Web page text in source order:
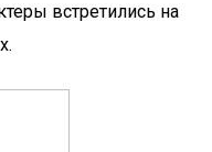
встретились на